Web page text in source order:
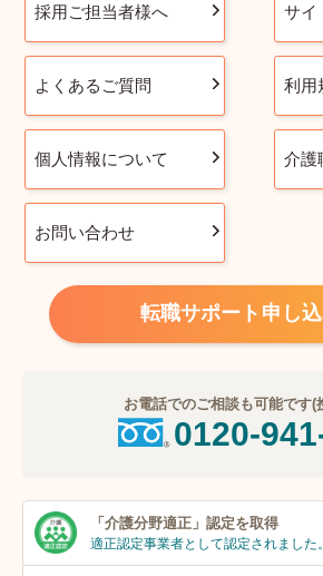
採用ご担当者様へ サイ
よくあるご質問 利用
個人情報について 介護
お問い合わせ
転職サポート申し
お電話でのご相談も可能です(
0120-
「介護分野適正」 認定を取得
適正認定事業者として認定されました。